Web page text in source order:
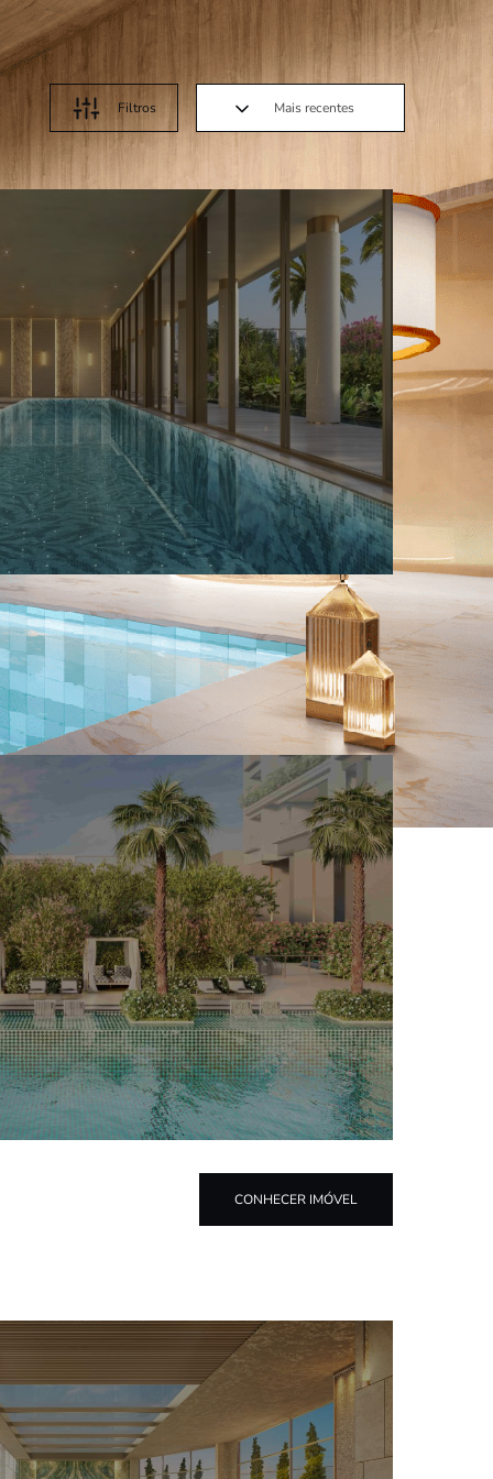
Filtros Mais recentes
CONHECER IMÓVEL
CONHECER IMÓVEL